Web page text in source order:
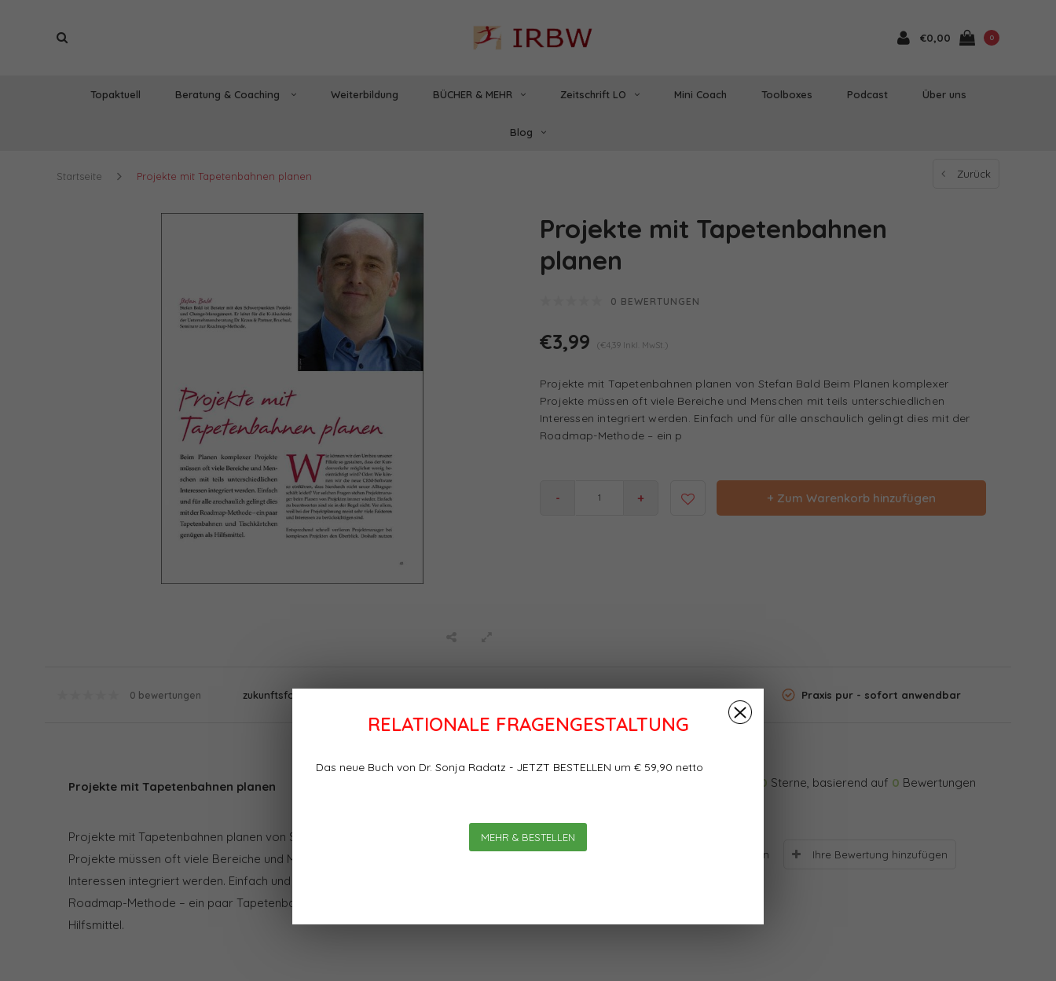
RELATIONALE FRAGENGESTALTUNG
Das neue Buch von Dr. Sonja Radatz - JETZT BESTELLEN um € 59,90 netto
MEHR & BESTELLEN
€0,00 0
Topaktuell Beratung & Coaching Weiterbildung BÜCHER & MEHR Zeitschrift LO Mini Coach Toolboxes Podcast Über uns
Blog
Startseite Projekte mit Tapetenbahnen planen Zurück
Projekte mit Tapetenbahnen
planen
0 BEWERTUNGEN
€3,99 (€4,39 Inkl. MwSt.)
Projekte mit Tapetenbahnen planen von Stefan Bald Beim Planen komplexer
Projekte müssen oft viele Bereiche und Menschen mit teils unterschiedlichen
Interessen integriert werden. Einfach und für alle anschaulich gelingt dies mit der
Roadmap-Methode – ein p
- + + Zum Warenkorb hinzufügen
0 bewertungen zukunftsfokussiert Praxis pur - sofort anwendbar
Projekte mit Tapetenbahnen planen
Projekte mit Tapetenbahnen planen von Stefan Bald Beim Planen komplexer
Projekte müssen oft viele Bereiche und Menschen mit teils unterschiedlichen
Interessen integriert werden. Einfach und für alle anschaulich gelingt dies mit der
Roadmap-Methode – ein paar Tapetenbahnen und Tischkärtchen genügen als
Hilfsmittel.
0 Sterne, basierend auf 0 Bewertungen
0Sterne, basierend auf Bewertungen Ihre Bewertung hinzufügen